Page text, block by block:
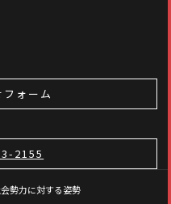
ォーム
2155
勢力に対する姿勢